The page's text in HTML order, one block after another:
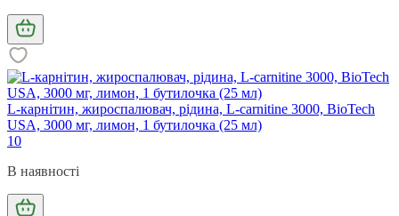
L-карнітин, жироспалювач, рідина, L-carnitine 3000, BioTech
USA, 3000 мг, лимон, 1 бутилочка (25 мл)
10
В наявності